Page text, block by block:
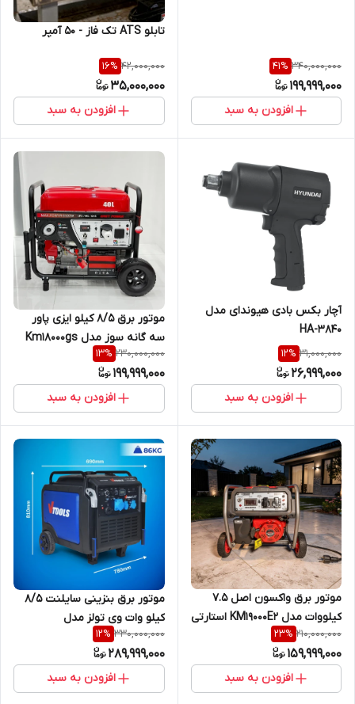
340,000,000
41%
199,999,000
افزودن به سبد
تابلو ATS تک فاز - 50 آمپر
42,000,000
16%
35,000,000
افزودن به سبد
آچار بکس بادی هیوندای مدل
HA-3840
31,000,000
12%
26,999,000
افزودن به سبد
موتور برق 8/5 کیلو ایزی پاور
سه گانه سوز مدل Km18000gs
230,000,000
13%
199,999,000
افزودن به سبد
موتور برق واکسون اصل 7.5
کیلووات مدل KM19000E2 استارتی
210,000,000
23%
159,999,000
افزودن به سبد
موتور برق بنزینی سایلنت 8/5
کیلو وات وی تولز مدل
VG8750iSR
330,000,000
12%
289,999,000
افزودن به سبد